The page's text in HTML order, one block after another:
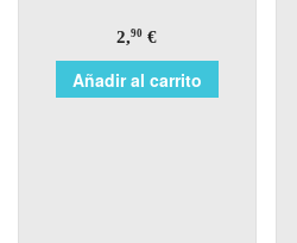
2,90 €
Añadir al carrito